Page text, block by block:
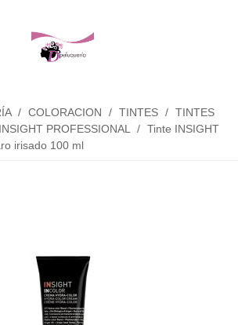
/ COLORACION / TINTES / TINTES
INSIGHT PROFESSIONAL / Tinte INSIGHT
irisado 100 ml